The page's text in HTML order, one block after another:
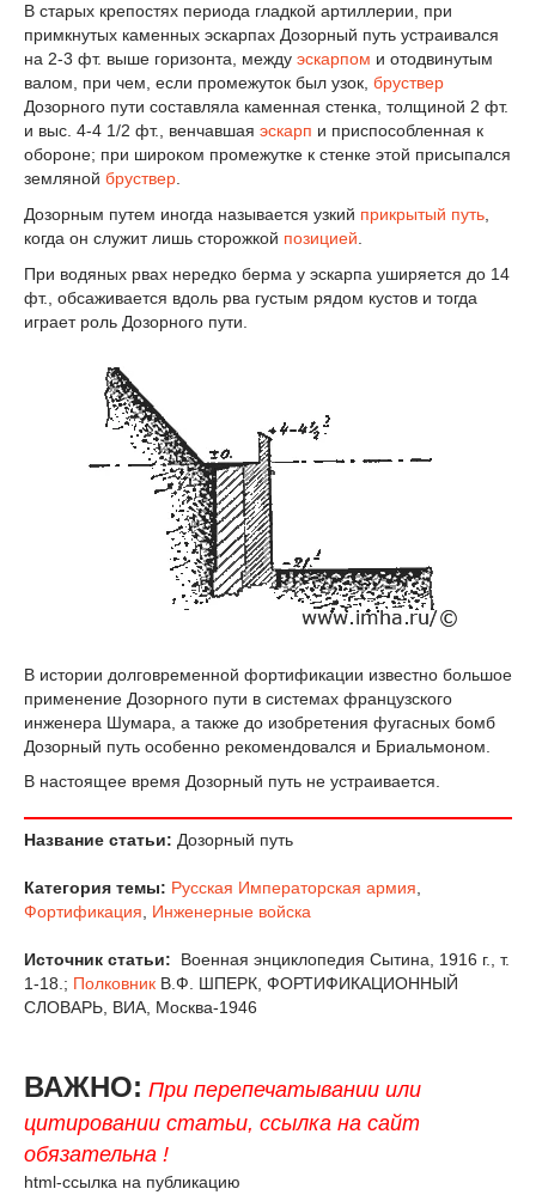
В старых крепостях периода гладкой артиллерии, при
примкнутых каменных эскарпах Дозорный путь устраивался
на 2-3 фт. выше горизонта, между эскарпом и отодвинутым
валом, при чем, если промежуток был узок, бруствер
Дозорного пути составляла каменная стенка, толщиной 2 фт.
и выс. 4-4 1/2 фт., венчавшая эскарп и приспособленная к
обороне; при широком промежутке к стенке этой присыпался
земляной бруствер.
Дозорным путем иногда называется узкий прикрытый путь
когда он служит лишь сторожкой позицией
При водяных рвах нередко берма у эскарпа уширяется до 14
фт., обсаживается вдоль рва густым рядом кустов и тогда
играет роль Дозорного пути.
В истории долговременной фортификации известно большое
применение Дозорного пути в системах французского
инженера Шумара, а также до изобретения фугасных бомб
Дозорный путь особенно рекомендовался и Бриальмоном.
В настоящее время Дозорный путь не устраивается.
Название статьи: Дозорный путь
Категория темы: Русская Императорская армия,
Фортификация, Инженерные войска
Источник статьи:
Военная энциклопедия Сытина, 1916 г., т.
1-18.; Полковник В.Ф. ШПЕРК, ФОРТИФИКАЦИОННЫЙ
СЛОВАРЬ, ВИА, Москва-1946
ВАЖНО: При перепечатывании или
цитировании статьи, ссылка на сайт
обязательна !
html-ссылка на публикацию